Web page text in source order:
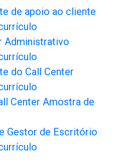
de apoio ao cliente
Administrativo
do Call Center
Center Amostra de
Gestor de Escritório